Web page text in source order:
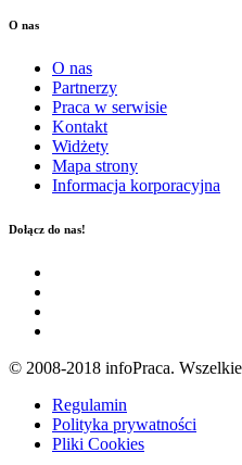
O nas
O nas
Partnerzy
Praca w serwisie
Kontakt
Widżety
Mapa strony
Informacja korporacyjna
Dołącz do nas!
© 2008-2018 infoPraca.
Regulamin
Polityka prywatności
Pliki Cookies